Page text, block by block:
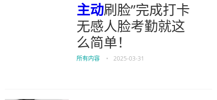
主动刷脸”完成打卡
无感人脸考勤就这
么简单！
所有内容 • 2025-03-31